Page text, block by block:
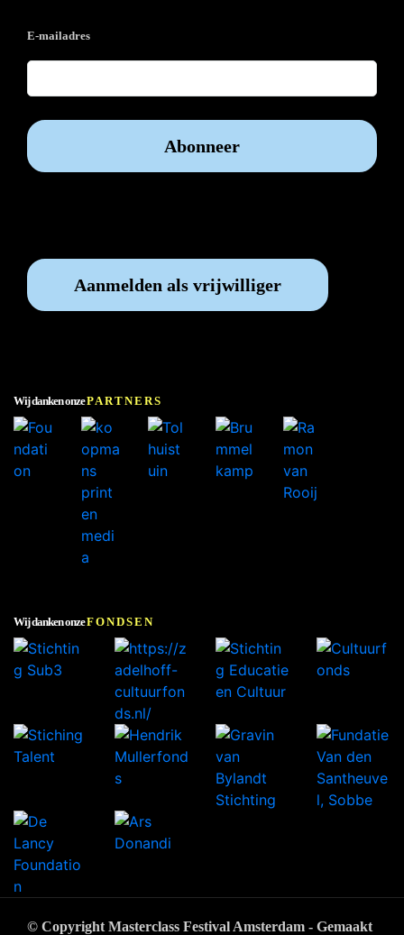
E-mailadres
Aanmelden als vrijwilliger
Wij danken onzePARTNERS
Wij danken onzeFONDSEN
© Copyright Masterclass Festival Amsterdam - Gemaakt